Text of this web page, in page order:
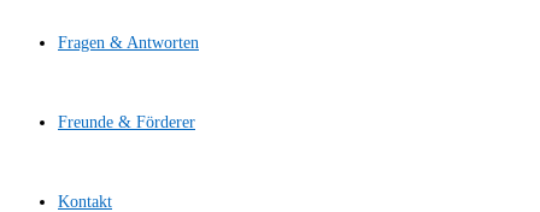
Fragen & Antworten
Freunde & Förderer
Kontakt